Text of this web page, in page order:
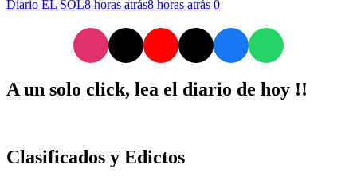
Diario EL SOL8 horas atrás8 horas atrás 0
A un solo click, lea el diario de hoy !!
Clasificados y Edictos